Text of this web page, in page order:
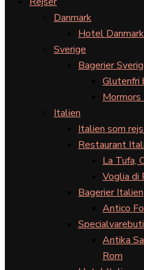
Danmark
Hotel Danmark
Sverige
Bagerier
Glutenfri
Mormors
Italien
Italien som
Restaurant
La Tufa,
Voglia di
Bagerier Italien
Antico
Antika
Rom